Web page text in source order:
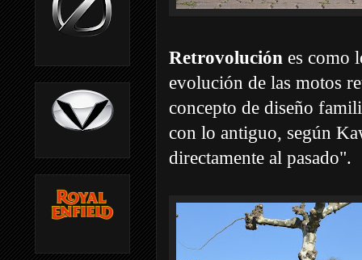
Retrovolución es como
evolución de las motos
concepto de diseño
con lo antiguo, según
directamente al pasado".